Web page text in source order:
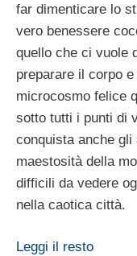
far dimenticare lo
vero benessere
quello che ci vuole
preparare il corpo e
microcosmo felice
sotto tutti i punti di
conquista anche
maestosità della
difficili da vedere
nella caotica città.
Leggi il resto